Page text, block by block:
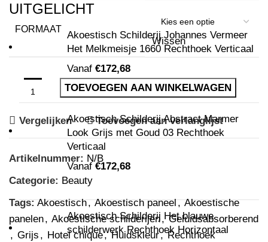
FORMAAT
Wissen
TOEVOEGEN AAN WINKELWAGEN
Vergelijken Toevoegen aan verlanglijst
Artikelnummer: N/B
Categorie: Beauty
Tags: Akoestisch, Akoestisch paneel, Akoestische
panelen, Akoestische schilderijen, Geluidsabsorberend
, Grijs , Hotel chique, Huidskleur, Rechthoek
UITGELICHT
Akoestisch Schilderij Johannes Vermeer
Het Melkmeisje 1660 Rechthoek Verticaal
Vanaf €172,68
Akoestisch Schilderij Abstract Marmer
Look Grijs met Goud 03 Rechthoek
Verticaal
Vanaf €172,68
Akoestisch Schilderij Het blauwe
schilderwerk Rechthoek Horizontaal